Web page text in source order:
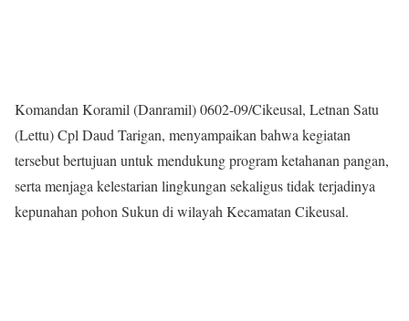
Komandan Koramil (Danramil) 0602-09/Cikeusal, Letnan Satu
(Lettu) Cpl Daud Tarigan, menyampaikan bahwa kegiatan
tersebut bertujuan untuk mendukung program ketahanan pangan,
serta menjaga kelestarian lingkungan sekaligus tidak terjadinya
kepunahan pohon Sukun di wilayah Kecamatan Cikeusal.